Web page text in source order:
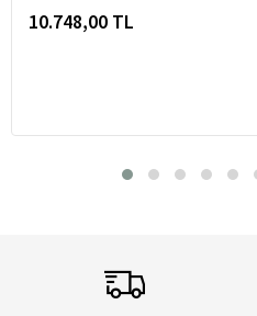
10.748,00 TL